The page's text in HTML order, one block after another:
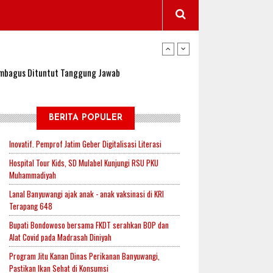
Jadi Lokasi Uji Coba Program NADI JKN
Dituntut Tanggung Jawab
Padi, Proyeksi Hasil Capai 2,4 Ton Gabah
Indonesia.id Perkuat Sinergitas Lewat Ngopi
untuk Mendukung Ketahanan Pangan Nasional
Jadi Lokasi Uji Coba Program NADI JKN
BERITA POPULER
Inovatif. Pemprof Jatim Geber Digitalisasi Literasi
Hospital Tour Kids, SD Mulabel Kunjungi RSU PKU
Muhammadiyah
Lanal Banyuwangi ajak anak - anak vaksinasi di KRI
Terapang 648
Bupati Bondowoso bersama FKDT serahkan BOP dan
Alat Covid pada Madrasah Diniyah
Program Jitu Kanan Dinas Perikanan Banyuwangi,
Pastikan Ikan Sehat di Konsumsi